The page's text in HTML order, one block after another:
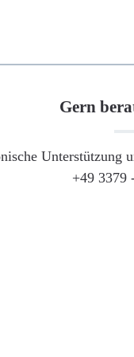
Gern
Unterstützung
+49 3379